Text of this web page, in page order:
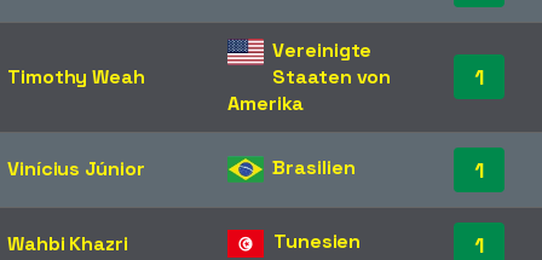
Timothy Weah
Vereinigte
Staaten von
Amerika
1
Vinícius Júnior Brasilien 1
Wahbi Khazri Tunesien 1